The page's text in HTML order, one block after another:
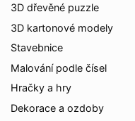
3D dřevěné puzzle
3D kartonové modely
Stavebnice
Malování podle čísel
Hračky a hry
Dekorace a ozdoby